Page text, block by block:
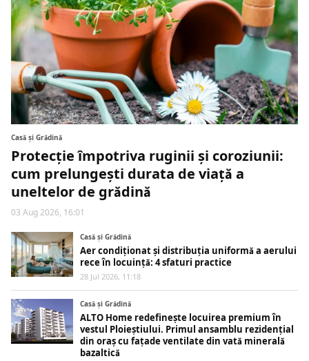
Casă și Grădină
Protecție împotriva ruginii și coroziunii:
cum prelungești durata de viață a
uneltelor de grădină
03 Aug 2026, 16:01
Casă și Grădină
Aer condiționat și distribuția uniformă a aerului
rece în locuință: 4 sfaturi practice
28 Jul 2026, 11:18
Casă și Grădină
ALTO Home redefinește locuirea premium în
vestul Ploieștiului. Primul ansamblu rezidențial
din oraș cu fațade ventilate din vată minerală
bazaltică